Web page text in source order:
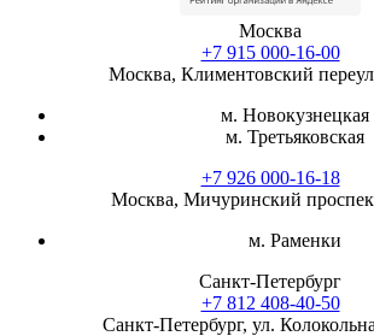
Москва
+7 915 000-16-00
Москва, Климентовский
м. Новокузнецкая
м. Третьяковская
+7 926 000-16-18
Москва, Мичуринский
м. Раменки
Санкт-Петербург
+7 812 408-40-50
Санкт-Петербург, ул.